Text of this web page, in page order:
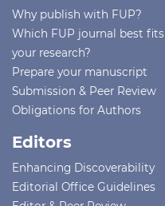
Why publish with FUP?
Which FUP journal best fits
your research?
Prepare your manuscript
Submission & Peer Review
Obligations for Authors
Editors
Enhancing Discoverability
Editorial Office Guidelines